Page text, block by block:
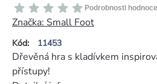
Kód: 11453
Průměrné
hodnocení
produktu
je
0,0
z
Podrobnosti
Značka: Small Foot
Dřevěná hra s kladívkem
přístupy!